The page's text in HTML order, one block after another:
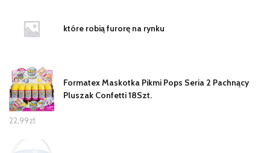
które robią furorę na rynku
Formatex Maskotka Pikmi Pops Seria 2 Pachnący
Pluszak Confetti 18Szt.
22,99zł